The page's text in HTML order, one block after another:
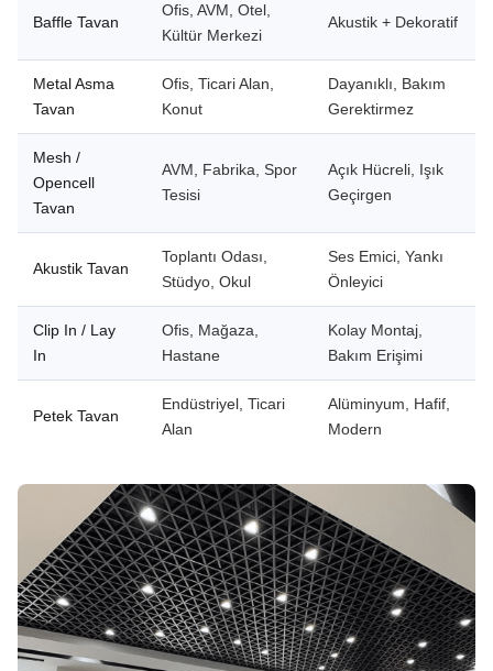
Baffle Tavan
Ofis, AVM, Otel,
Kültür Merkezi
Akustik + Dekoratif
Metal Asma
Tavan
Ofis, Ticari Alan,
Konut
Dayanıklı, Bakım
Gerektirmez
Mesh /
Opencell
Tavan
AVM, Fabrika, Spor
Tesisi
Açık Hücreli, Işık
Geçirgen
Akustik Tavan
Toplantı Odası,
Stüdyo, Okul
Ses Emici, Yankı
Önleyici
Clip In / Lay
In
Ofis, Mağaza,
Hastane
Kolay Montaj,
Bakım Erişimi
Petek Tavan
Endüstriyel, Ticari
Alan
Alüminyum, Hafif,
Modern